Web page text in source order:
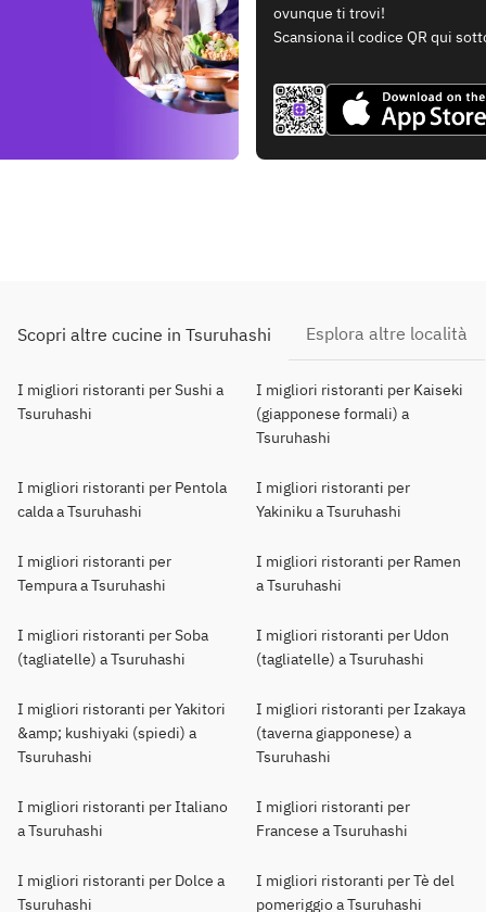
ovunque ti trovi!
Scansiona il codice QR qui
Scopri altre cucine in Tsuruhashi Esplora altre località
I migliori ristoranti per Sushi a
Tsuruhashi
I migliori ristoranti per Kaiseki
(giapponese formali) a
Tsuruhashi
I migliori ristoranti per Pentola
calda a Tsuruhashi
I migliori ristoranti per
Yakiniku a Tsuruhashi
I migliori ristoranti per
Tempura a Tsuruhashi
I migliori ristoranti per Ramen
a Tsuruhashi
I migliori ristoranti per Soba
(tagliatelle) a Tsuruhashi
I migliori ristoranti per Udon
(tagliatelle) a Tsuruhashi
I migliori ristoranti per Yakitori
&amp; kushiyaki (spiedi) a
Tsuruhashi
I migliori ristoranti per Izakaya
(taverna giapponese) a
Tsuruhashi
I migliori ristoranti per Italiano
a Tsuruhashi
I migliori ristoranti per
Francese a Tsuruhashi
I migliori ristoranti per Dolce a
Tsuruhashi
I migliori ristoranti per Tè del
pomeriggio a Tsuruhashi